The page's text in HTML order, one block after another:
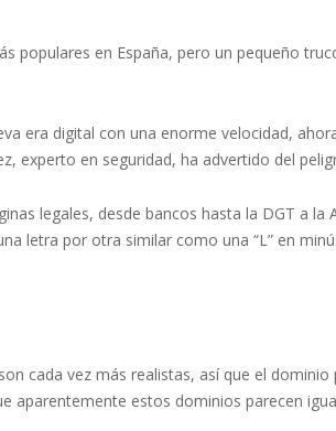
populares en España, pero un pequeño
era digital con una enorme velocidad,
experto en seguridad, ha advertido del
legales, desde bancos hasta la DGT a la
letra por otra similar como una “L” en
cada vez más realistas, así que el
aparentemente estos dominios parecen